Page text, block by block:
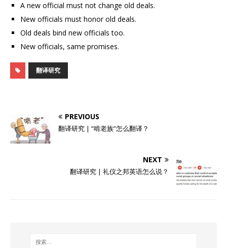
A new official must not change old deals.
New officials must honor old deals.
Old deals bind new officials too.
New officials, same promises.
翻译研究
PREVIOUS
翻译研究 | “啃老族”怎么翻译？
NEXT
翻译研究 | 礼仪之邦英语怎么说？